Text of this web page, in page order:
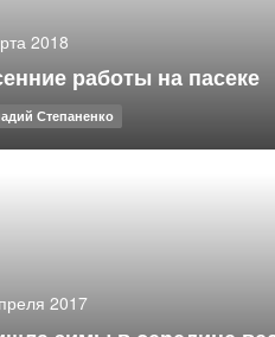
2018
работы на пасеке
Степаненко
2017